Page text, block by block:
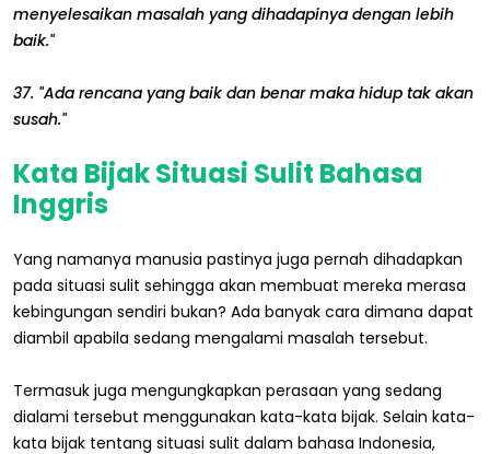
menyelesaikan masalah yang dihadapinya dengan lebih
baik."
37. "Ada rencana yang baik dan benar maka hidup tak akan
susah."
Kata Bijak Situasi Sulit Bahasa
Inggris
Yang namanya manusia pastinya juga pernah dihadapkan
pada situasi sulit sehingga akan membuat mereka merasa
kebingungan sendiri bukan? Ada banyak cara dimana dapat
diambil apabila sedang mengalami masalah tersebut.
Termasuk juga mengungkapkan perasaan yang sedang
dialami tersebut menggunakan kata-kata bijak. Selain kata-
kata bijak tentang situasi sulit dalam bahasa Indonesia,